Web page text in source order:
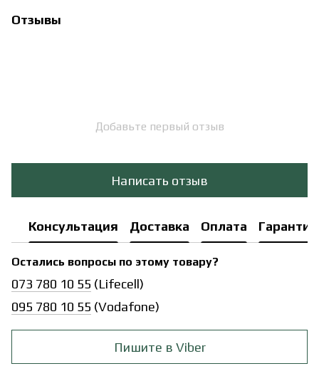
Отзывы
Добавьте первый отзыв
Написать отзыв
Консультация Доставка Оплата Гарантия
Остались вопросы по этому товару?
073 780 10 55 (Lifecell)
095 780 10 55 (Vodafone)
Пишите в Viber